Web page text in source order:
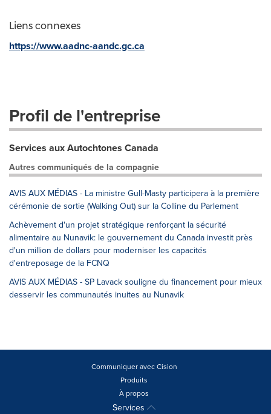
Liens connexes
https://www.aadnc-aandc.gc.ca
Profil de l'entreprise
Services aux Autochtones Canada
Autres communiqués de la compagnie
AVIS AUX MÉDIAS - La ministre Gull-Masty participera à la première
cérémonie de sortie (Walking Out) sur la Colline du Parlement
Achèvement d'un projet stratégique renforçant la sécurité
alimentaire au Nunavik: le gouvernement du Canada investit près
d'un million de dollars pour moderniser les capacités
d'entreposage de la FCNQ
AVIS AUX MÉDIAS - SP Lavack souligne du financement pour mieux
desservir les communautés inuites au Nunavik
Communiquer avec Cision
Produits
À propos
Services